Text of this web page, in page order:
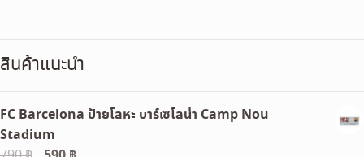
สินค้าแนะนำ
FC Barcelona ป้ายโลหะ บาร์เซโลน่า Camp Nou
Stadium